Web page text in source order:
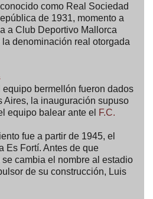
como Real Sociedad
de 1931, momento a
a Club Deportivo Mallorca
denominación real otorgada
equipo bermellón fueron dados
Aires, la inauguración supuso
equipo balear ante el F.C.
fue a partir de 1945, el
Es Fortí. Antes de que
cambia el nombre al estadio
de su construcción, Luis